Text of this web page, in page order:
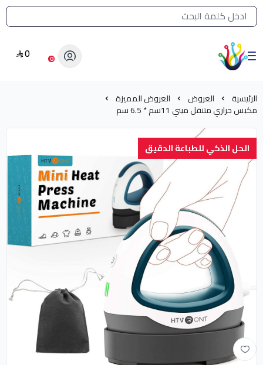
القائمة الرئيسية لمتجر الشرق النادر
الشرق النادر بيع مستلزمات طباعة حرارية 0
0
الرئيسية العروض العروض المميزة
مكبس حراري متنقل ميني 11سم * 6.5 سم
الحل الذكي للطباعة الدقيق